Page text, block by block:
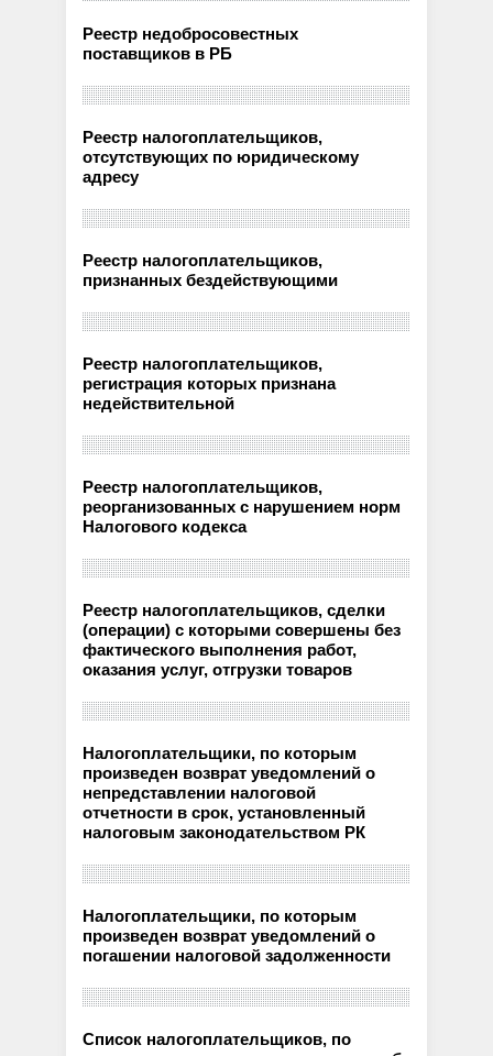
Реестр недобросовестных
поставщиков в РБ
Реестр налогоплательщиков,
отсутствующих по юридическому
адресу
Реестр налогоплательщиков,
признанных бездействующими
Реестр налогоплательщиков,
регистрация которых признана
недействительной
Реестр налогоплательщиков,
реорганизованных с нарушением норм
Налогового кодекса
Реестр налогоплательщиков, сделки
(операции) с которыми совершены без
фактического выполнения работ,
оказания услуг, отгрузки товаров
Налогоплательщики, по которым
произведен возврат уведомлений о
непредставлении налоговой
отчетности в срок, установленный
налоговым законодательством РК
Налогоплательщики, по которым
произведен возврат уведомлений о
погашении налоговой задолженности
Список налогоплательщиков, по